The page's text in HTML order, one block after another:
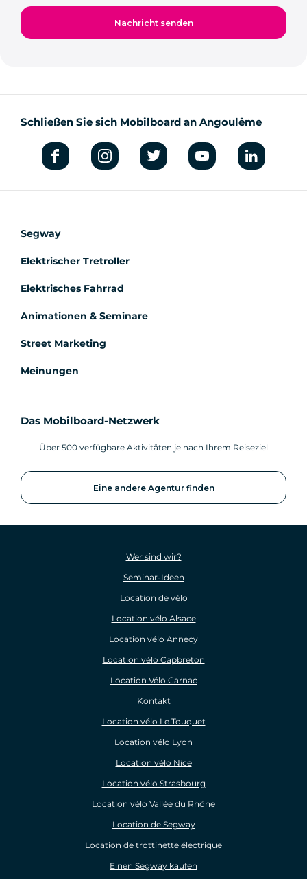
Schließen Sie sich Mobilboard an Angoulême
Segway
Elektrischer Tretroller
Elektrisches Fahrrad
Animationen & Seminare
Street Marketing
Meinungen
Das Mobilboard-Netzwerk
Über 500 verfügbare Aktivitäten je nach Ihrem Reiseziel
Eine andere Agentur finden
Wer sind wir?
Seminar-Ideen
Location de vélo
Location vélo Alsace
Location vélo Annecy
Location vélo Capbreton
Location Vélo Carnac
Kontakt
Location vélo Le Touquet
Location vélo Lyon
Location vélo Nice
Location vélo Strasbourg
Location vélo Vallée du Rhône
Location de Segway
Location de trottinette électrique
Einen Segway kaufen